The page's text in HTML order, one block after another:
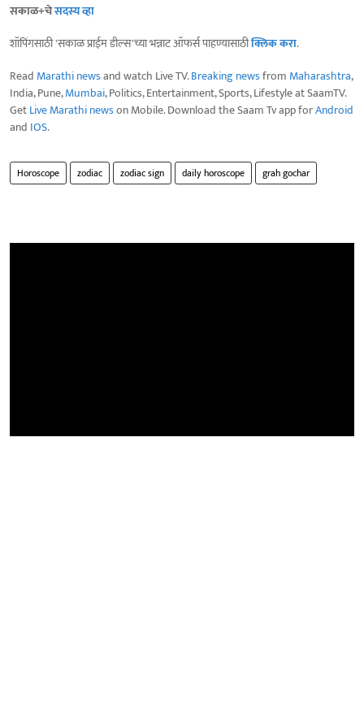
सकाळ+चेसदस्य व्हा
शॉपिंगसाठी 'सकाळ प्राईम डील्स'च्या भन्नाट ऑफर्स पाहण्यासाठीक्लिक करा.
Read Marathi newsand watch Live TV.Breaking newsfrom Maharashtra,
India, Pune,Mumbai, Politics, Entertainment, Sports, Lifestyle at SaamTV.
GetLive Marathi newson Mobile. Download the Saam Tv app forAndroid
and IOS.
Horoscope zodiac zodiac sign daily horoscope grah gochar